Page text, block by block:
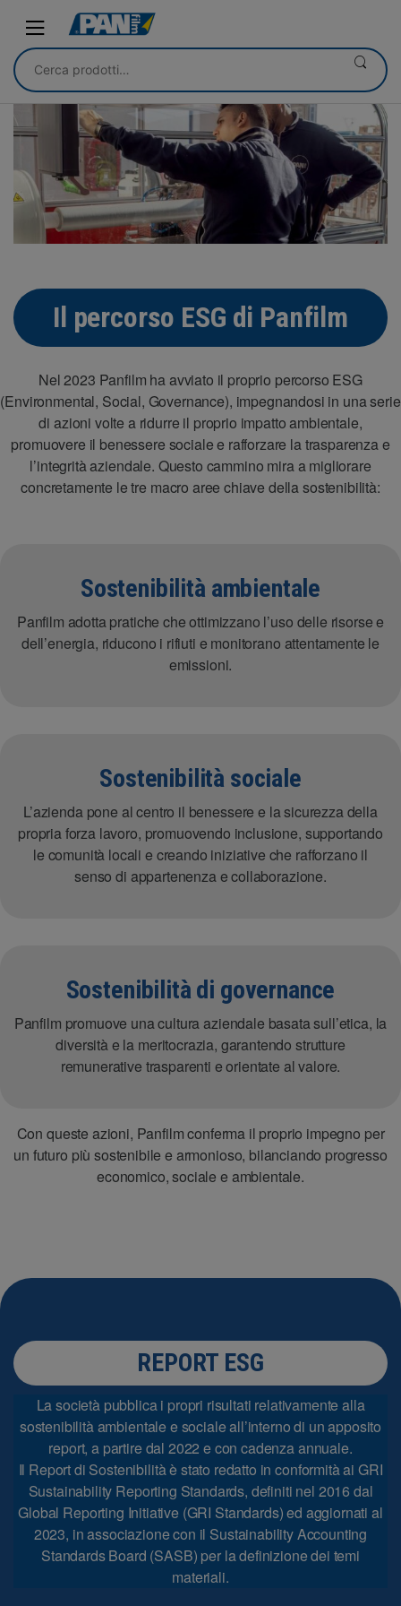
navigation
content
Cerca:
Il percorso ESG di Panfilm
Nel 2023 Panfilm ha avviato il proprio percorso ESG
(Environmental, Social, Governance), impegnandosi in una serie
di azioni volte a ridurre il proprio impatto ambientale,
promuovere il benessere sociale e rafforzare la trasparenza e
l’integrità aziendale. Questo cammino mira a migliorare
concretamente le tre macro aree chiave della sostenibilità:
Sostenibilità ambientale
Panfilm adotta pratiche che ottimizzano l’uso delle risorse e
dell’energia, riducono i rifiuti e monitorano attentamente le
emissioni.
Sostenibilità sociale
L’azienda pone al centro il benessere e la sicurezza della
propria forza lavoro, promuovendo inclusione, supportando
le comunità locali e creando iniziative che rafforzano il
senso di appartenenza e collaborazione.
Sostenibilità di governance
Panfilm promuove una cultura aziendale basata sull’etica, la
diversità e la meritocrazia, garantendo strutture
remunerative trasparenti e orientate al valore.
Con queste azioni, Panfilm conferma il proprio impegno per
un futuro più sostenibile e armonioso, bilanciando progresso
economico, sociale e ambientale.
REPORT ESG
La società pubblica i propri risultati relativamente alla
sostenibilità ambientale e sociale all’interno di un apposito
report, a partire dal 2022 e con cadenza annuale.
Il Report di Sostenibilità è stato redatto in conformità ai GRI
Sustainability Reporting Standards, definiti nel 2016 dal
Global Reporting Initiative (GRI Standards) ed aggiornati al
2023, in associazione con il Sustainability Accounting
Standards Board (SASB) per la definizione dei temi
materiali.